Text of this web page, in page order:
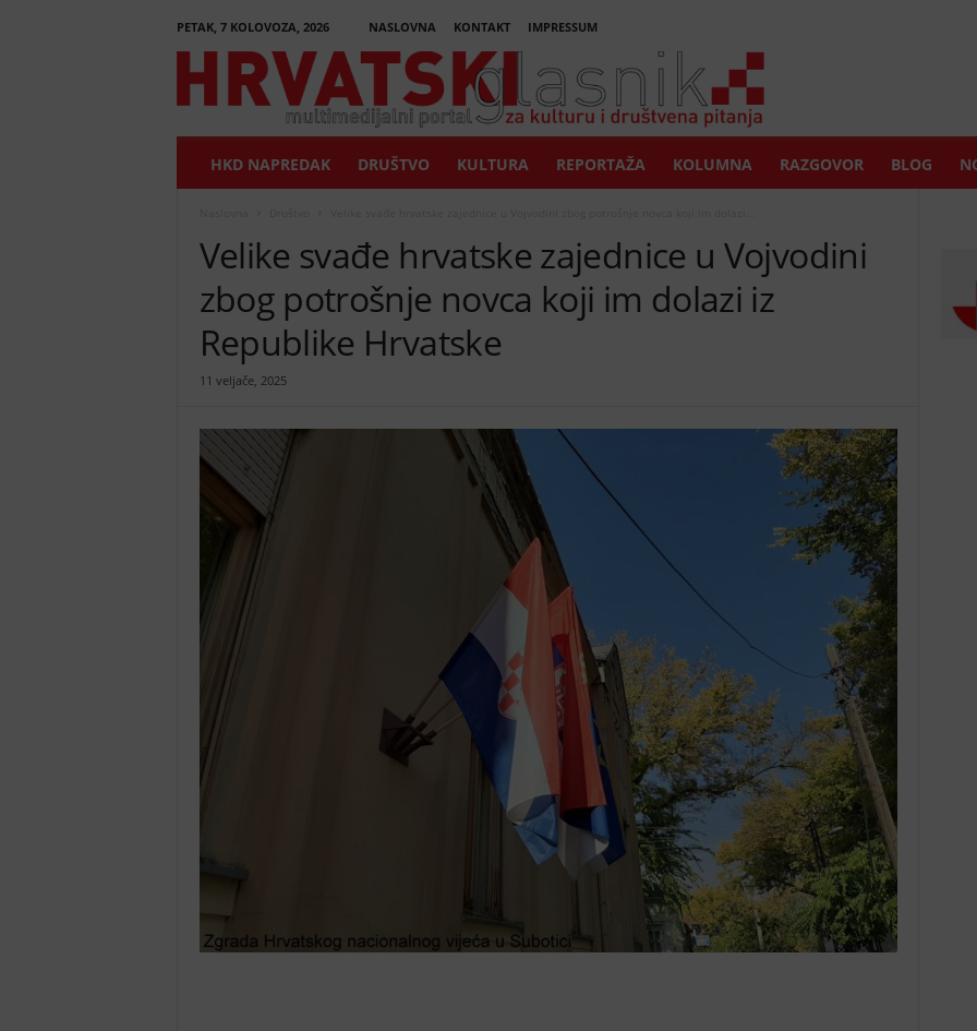
PETAK, 7 KOLOVOZA, 2026 NASLOVNA KONTAKT
IMPRESSUM
H
k
HKD NAPREDAK DRUŠTVO KULTURA REPORTAŽA KOLUMNA RAZGOVOR BLOG
Velike svađe hrvatske zajednice u Vojvodini
zbog potrošnje novca koji im dolazi iz
Republike Hrvatske
11 veljače, 2025